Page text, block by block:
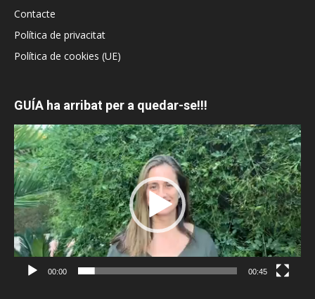
Contacte
Política de privacitat
Política de cookies (UE)
GUÍA ha arribat per a quedar-se!!!
Reproductor
de
vídeo
00:00 00:45